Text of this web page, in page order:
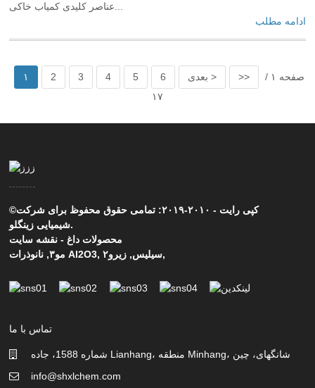
ادامه مطلب
۱ 2 3 4 5 6 بعدی > >>
صفحه ۱ /
۱۷
©کپی رایت - ۲۰۱۰-۲۰۱۹: تمامی حقوق محفوظ برای شرکت
شیمیایی زینگلو.
محصولات داغ - نقشه سایت
مو۳ , نانوذرات Al2O3, سیلیس, زیرو۲ ,
تماس با ما
شماره 1588، جاده Lianhang، منطقه Minhang، شانگهای، چین
info@shxlchem.com